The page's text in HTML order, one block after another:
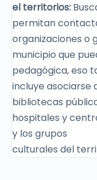
el territorios:
permitan
organizaciones o
municipio que
pedagógica, eso
incluye asociarse
bibliotecas
hospitales y
y los grupos
culturales del